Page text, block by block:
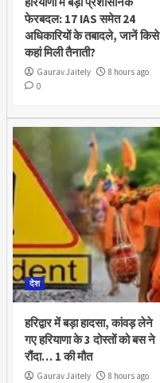
फेरबदल: 17 IAS समेत 24
अधिकारियों के तबादले, जानें किसे
कहां मिली तैनाती?
Gaurav Jaitely
8 hours ago
0
देश
हरिद्वार में बड़ा हादसा, कांवड़ लेने
गए हरियाणा के 3 दोस्तों को बस ने
रौंदा… 1 की मौत
Gaurav Jaitely
8 hours ago